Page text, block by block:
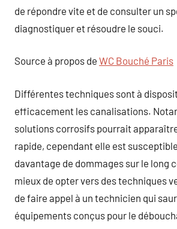
de répondre vite et de consulter un
diagnostiquer et résoudre le souci.
Source à propos de WC Bouché Paris
Différentes techniques sont à
efficacement les canalisations.
solutions corrosifs pourrait
rapide, cependant elle est
davantage de dommages sur le long
mieux de opter vers des techniques
de faire appel à un technicien qui
équipements conçus pour le